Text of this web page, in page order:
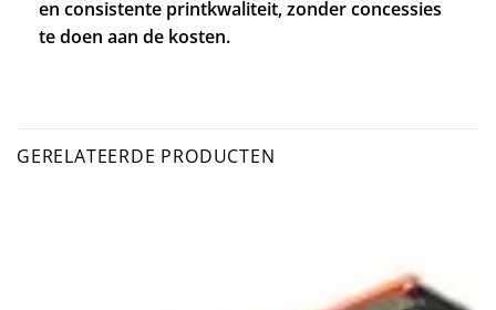
en consistente printkwaliteit, zonder concessies
te doen aan de kosten.
GERELATEERDE PRODUCTEN